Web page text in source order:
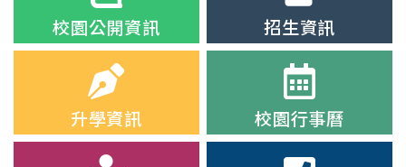
校園公開資訊 招生資訊
升學資訊 校園行事曆